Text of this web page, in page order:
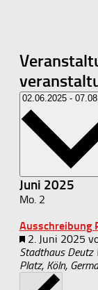
02.06.2025 -
Juni 2025
Mo. 2
Ausschreibung
2. Juni 2025
Stadthaus Deutz
Platz, Köln,